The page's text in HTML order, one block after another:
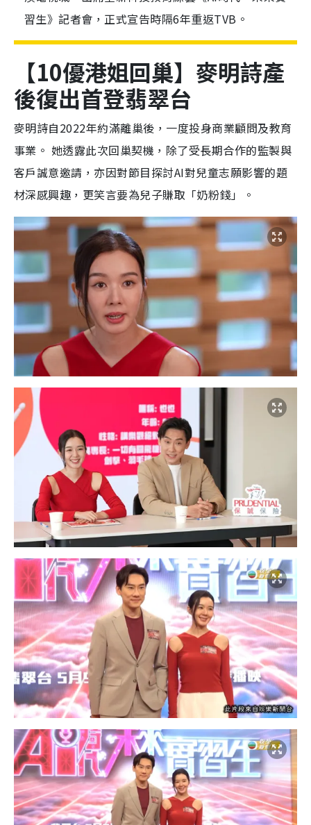
習生》記者會，正式宣告時隔6年重返TVB。
【10優港姐回巢】麥明詩產
後復出首登翡翠台
麥明詩自2022年約滿離巢後，一度投身商業顧問及教育
事業。 她透露此次回巢契機，除了受長期合作的監製與
客戶誠意邀請，亦因對節目探討AI對兒童志願影響的題
材深感興趣，更笑言要為兒子賺取「奶粉錢」。